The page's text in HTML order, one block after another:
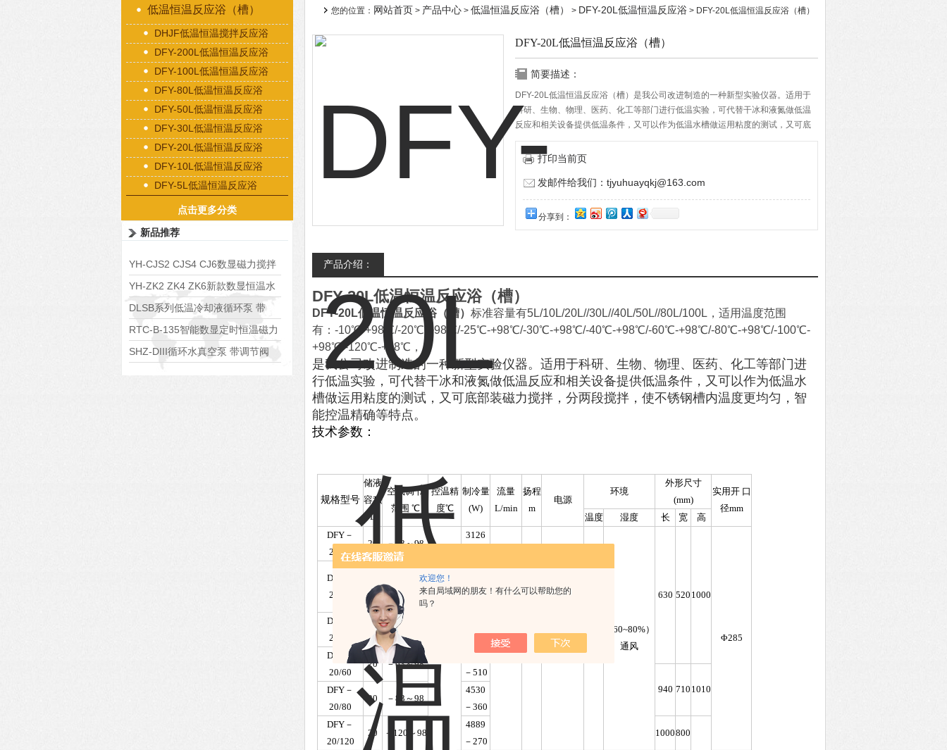
欢迎您！
来自局域网的朋友！有什么可以帮助您的
吗？
低温恒温反应浴（槽）
DHJF低温恒温搅拌反应浴
DFY-200L低温恒温反应浴
DFY-100L低温恒温反应浴
DFY-80L低温恒温反应浴
DFY-50L低温恒温反应浴
DFY-30L低温恒温反应浴
DFY-20L低温恒温反应浴
DFY-10L低温恒温反应浴
DFY-5L低温恒温反应浴
点击更多分类
新品推荐
YH-CJS2 CJS4 CJ6数显磁力搅拌
水浴锅
YH-ZK2 ZK4 ZK6新款数显恒温水
浴锅
DLSB系列低温冷却液循环泵 带
S485通讯端口
RTC-B-135智能数显定时恒温磁力
搅拌器
SHZ-DIII循环水真空泵 带调节阀
您的位置： 网站首页 > 产品中心 > 低温恒温反应浴（槽） > DFY-20L低温恒温反应浴 > DFY-20L低温恒温反应浴（槽）
DFY-20L低温恒温反应浴（槽）
简要描述：
DFY-20L低温恒温反应浴（槽）是我公司改进制造的一种新型实验仪器。适用于
科研、生物、物理、医药、化工等部门进行低温实验，可代替干冰和液氮做低温
反应和相关设备提供低温条件，又可以作为低温水槽做运用粘度的测试，又可底
部装磁力搅拌，分两段搅拌，使不锈钢槽内温度更均匀，智能控温精确等特
打印当前页
发邮件给我们：tjyuhuayqkj@163.com
分享到：
产品介绍：
DFY-20L低温恒温反应浴（槽）
DFY-20L低温恒温反应浴（槽） 标准容量有5L/10L/20L//30L//40L/50L//80L/100L，适用温度范围
有：-10℃-+98℃/-20℃-+98℃/-25℃-+98℃/-30℃-+98℃/-40℃-+98℃/-60℃-+98℃/-80℃-+98℃/-100℃-
+98℃/-120℃-+98℃，
是我公司改进制造的一种新型实验仪器。适用于科研、生物、物理、医药、化工等部门进
行低温实验，可代替干冰和液氮做低温反应和相关设备提供低温条件，又可以作为低温水
槽做运用粘度的测试，又可底部装磁力搅拌，分两段搅拌，使不锈钢槽内温度更均匀，智
能控温精确等特点。
技术参数：
规格型号
储液
容积
L
空载调节
范围 ℃
控温精
度℃
制冷量
(W)
流量
L/min
扬程
m
电源
环境
外形尺寸
(mm)
实用开 口
径mm
温度
湿度 长 宽
高
DFY－
20/20
20 －23～98
3126
L/min
±10%
50Hz
（60~80%）
通风
630 520 1000
Φ285
DFY－
20/30
20 －32～98
3237
－
DFY－
20/40
20 －40～98
DFY－
20/60
20 －63～98
4120
－510
940 710 1010
DFY－
20/80
20 －83～98
4530
－360
DFY－
20/120
20 －120～98
4889
－270
1000800